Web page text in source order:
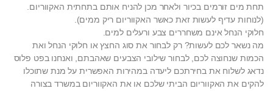
תחת מים זורמים בכיור ולאחר מכן להניח אותם בתחתית האקווריום.
(לנוחות עדיף לעשות זאת כאשר האקווריום ריק ממים).
חלוקי הנחל אינם משחררים צבע ורעלים למים.
מה נשאר לכם לעשות? רק לבחור את סוג החצץ או חלוקי הנחל ואת
הכמות שנחוצה לכם, לבחור שילובי הצבעים שאהבתם, ואנחנו בפט פלוס
נדאג לשלוח את בחירתכם ליעדה במהירות האפשרית על מנת שתוכלו
להקים את האקווריום הביתי שלכם או את האקווריום במשרד בצורה